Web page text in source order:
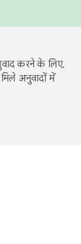
करने के लिए,
अनुवादों में